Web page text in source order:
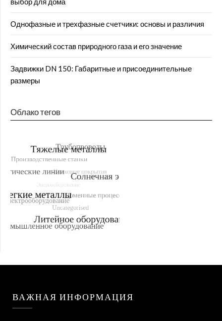
Однофазные и трехфазные счетчики: основы и различия
Химический состав природного газа и его значение
Задвижки DN 150: Габаритные и присоединительные
размеры
Облако тегов
ВАЖНАЯ ИНФОРМАЦИЯ